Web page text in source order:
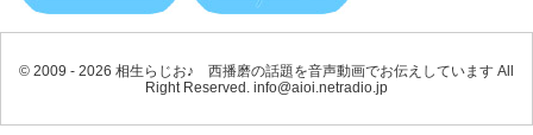
© 2009 - 2026 相生らじお♪ 西播磨の話題を音声動画でお伝えしています All
Right Reserved. info@aioi.netradio.jp